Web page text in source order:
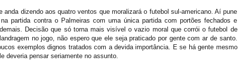
anda dizendo aos quatro ventos que moralizará o futebol sul-americano. Aí pune
partida contra o Palmeiras com uma única partida com portões fechados e
Decisão que só torna mais visível o vazio moral que corrói o futebol de
no jogo, não espero que ele seja praticado por gente com ar de santo.
exemplos dignos tratados com a devida importância. E se há gente mesmo
deveria pensar seriamente no assunto.